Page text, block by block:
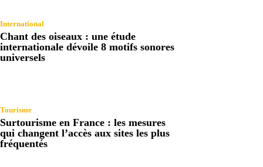
International
Chant des oiseaux : une étude
internationale dévoile 8 motifs sonores
universels
Tourisme
Surtourisme en France : les mesures
qui changent l’accès aux sites les plus
fréquentés